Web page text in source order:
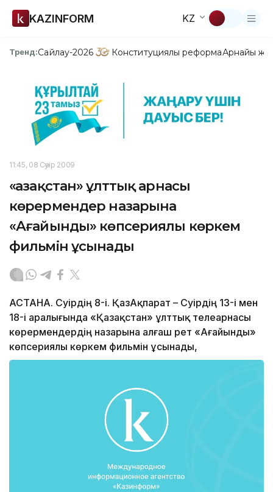
KAZINFORM KZ
Тренд:Сайлау-2026 Конституциялық реформаАрнайы
11:45, 08 Сәуір 2009
«Қазақстан» ұлттық арнасы
көрермендер назарына
«Ағайынды» көпсериялы көркем
фильмін ұсынады
АСТАНА. Сәуірдің 8-і. ҚазАқпарат – Сәуірдің 13-і мен
18-і аралығында «Қазақстан» ұлттық телеарнасы
көрермендердің назарына алғаш рет «Ағайынды»
көпсериялы көркем фильмін ұсынады,